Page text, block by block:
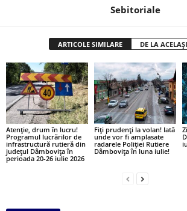
Sebitoriale
ARTICOLE SIMILARE DE LA
Atenție, drum în lucru!
Programul lucrărilor de
infrastructură rutieră din
județul Dâmbovița în
perioada 20-26 iulie 2026
Fiți prudenți la volan! Iată
unde vor fi amplasate
radarele Poliției Rutiere
Dâmbovița în luna iulie!